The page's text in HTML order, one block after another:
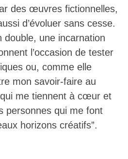
des œuvres fictionnelles,
d’évoluer sans cesse.
double, une incarnation
l’occasion de tester
ou, comme elle
mon savoir-faire au
me tiennent à cœur et
personnes qui me font
horizons créatifs”.